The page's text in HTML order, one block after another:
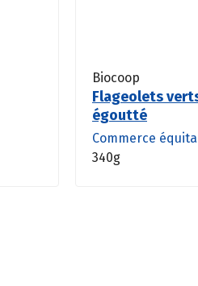
Biocoop
Flageolets
égoutté
Commerce
340g